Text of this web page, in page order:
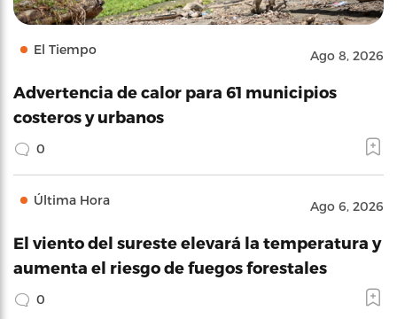
El Tiempo Ago 8, 2026
Advertencia de calor para 61 municipios
costeros y urbanos
0
Última Hora Ago 6, 2026
El viento del sureste elevará la temperatura y
aumenta el riesgo de fuegos forestales
0